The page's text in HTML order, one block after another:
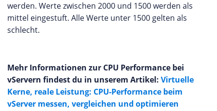
werden. Werte zwischen 2000 und 1500 werden als
mittel eingestuft. Alle Werte unter 1500 gelten als
schlecht.
Mehr Informationen zur CPU Performance bei
vServern findest du in unserem Artikel: Virtuelle
Kerne, reale Leistung: CPU-Performance beim
vServer messen, vergleichen und optimieren